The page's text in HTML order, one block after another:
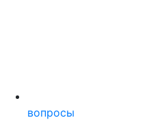
вопросы